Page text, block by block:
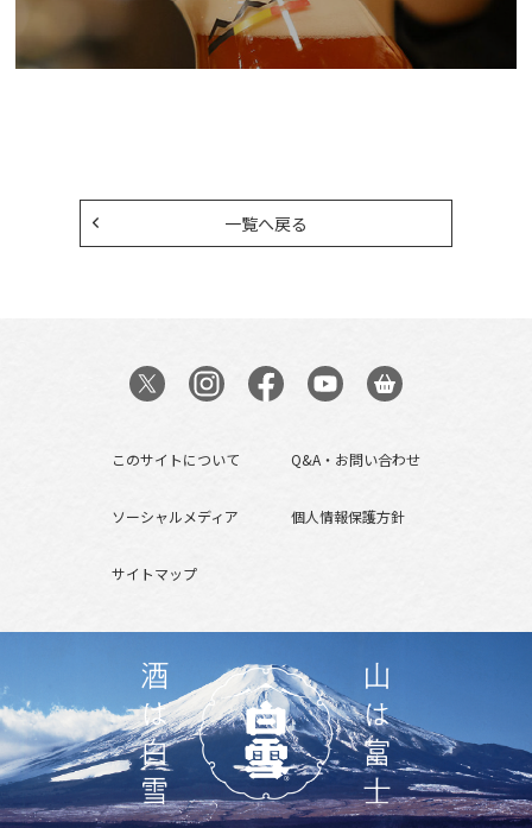
一覧へ戻る
このサイトについて Q&A・お問い合わせ
ソーシャルメディア 個人情報保護方針
サイトマップ